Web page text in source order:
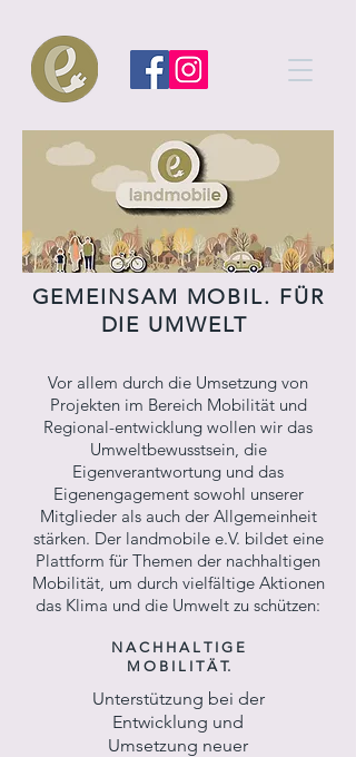
GEMEINSAM MOBIL. FÜR
DIE UMWELT
Vor allem durch die Umsetzung von
Projekten im Bereich Mobilität und
Regional-entwicklung wollen wir das
Umweltbewusstsein, die
Eigenverantwortung und das
Eigenengagement sowohl unserer
Mitglieder als auch der Allgemeinheit
stärken. Der landmobile e.V. bildet eine
Plattform für Themen der nachhaltigen
Mobilität, um durch vielfältige Aktionen
das Klima und die Umwelt zu schützen:
N A C H H A L T I G E
M O B I L I T Ä T.
Unterstützung bei der
Entwicklung und
Umsetzung neuer